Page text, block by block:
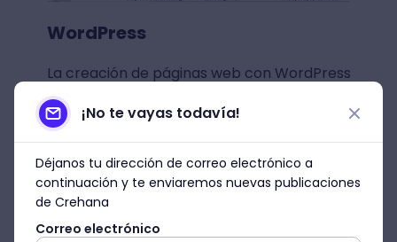
WordPress
La creación de páginas web con WordPress
te permite entrar a las ligas mayores de
personalización de web en CMS. En esta
esquina compitiendo entre los pesos
pesados, se encuentran losmás de
58,000 plugins de WordPress.
¿Qué es un plugin? Marina Rodrigo,
¡No te vayas todavía!
Déjanos tu dirección de correo electrónico a
continuación y te enviaremos nuevas publicaciones
de Crehana
Correo electrónico